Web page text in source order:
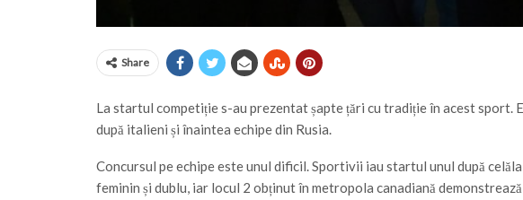
Share
La startul competiție s-au prezentat șapte țări cu tradiție în acest sport.
după italieni și înaintea echipe din Rusia.
Concursul pe echipe este unul dificil. Sportivii iau startul unul după
feminin și dublu, iar locul 2 obținut în metropola canadiană